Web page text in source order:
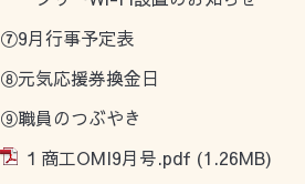
⑦9月行事予定表
⑧元気応援券換金日
⑨職員のつぶやき
１商工OMI9月号.pdf (1.26MB)